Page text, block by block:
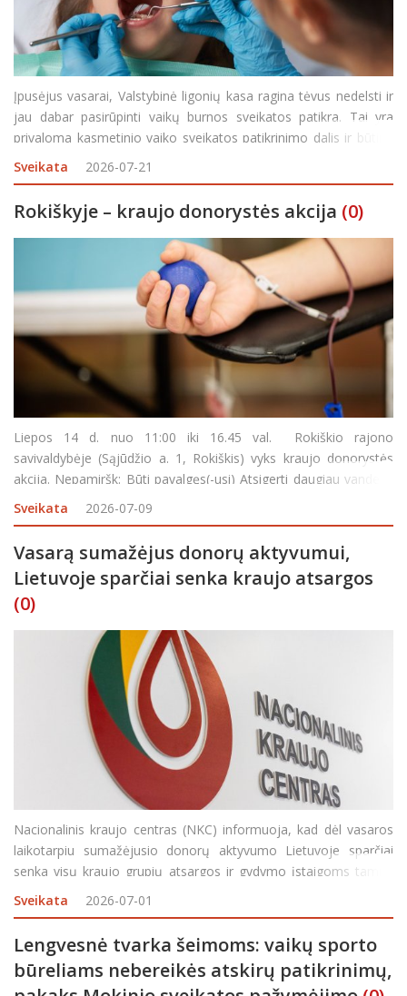
Įpusėjus vasarai, Valstybinė ligonių kasa ragina tėvus nedelsti ir
jau dabar pasirūpinti vaikų burnos sveikatos patikra. Tai yra
privaloma kasmetinio vaiko sveikatos patikrinimo dalis ir būtina
išduodant ugdymo įstaigai reikalingą elektroninį Mokinio
sveikatos pažymėjimą. Gydytojui odontologu
Sveikata 2026-07-21
Rokiškyje – kraujo donorystės akcija (0)
Liepos 14 d. nuo 11:00 iki 16.45 val. Rokiškio rajono
savivaldybėje (Sąjūdžio a. 1, Rokiškis) vyks kraujo donorystės
akcija. Nepamiršk: Būti pavalgęs(-usi) Atsigerti daugiau vandens
Turėti asmens dokumentą Pietų pertrauka – 13:45–14:15
Sveikata 2026-07-09
Vasarą sumažėjus donorų aktyvumui,
Lietuvoje sparčiai senka kraujo atsargos
(0)
Nacionalinis kraujo centras (NKC) informuoja, kad dėl vasaros
laikotarpiu sumažėjusio donorų aktyvumo Lietuvoje sparčiai
senka visų kraujo grupių atsargos ir gydymo įstaigoms tampa
vis sudėtingiau užtikrinti nepertraukiamą kraujo komponentų
tiekimą pacientams. Skelbiama, kad kraujo kasdien reikia s
Sveikata 2026-07-01
Lengvesnė tvarka šeimoms: vaikų sporto
būreliams nebereikės atskirų patikrinimų,